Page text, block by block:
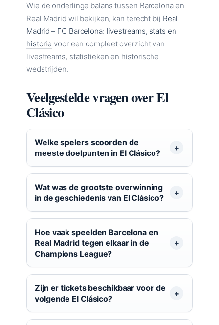
Wie de onderlinge balans tussen Barcelona en
Real Madrid wil bekijken, kan terecht bij Real
Madrid – FC Barcelona: livestreams, stats en
historie voor een compleet overzicht van
livestreams, statistieken en historische
wedstrijden.
Veelgestelde vragen over El
Clásico
Welke spelers scoorden de
meeste doelpunten in El Clásico?
Wat was de grootste overwinning
in de geschiedenis van El Clásico?
Hoe vaak speelden Barcelona en
Real Madrid tegen elkaar in de
Champions League?
Zijn er tickets beschikbaar voor de
volgende El Clásico?